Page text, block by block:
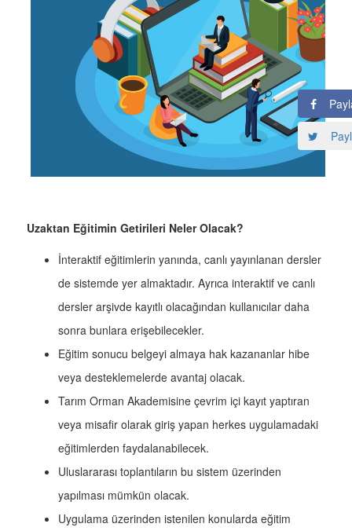
Uzaktan Eğitimin Getirileri Neler Olacak?
İnteraktif eğitimlerin yanında, canlı yayınlanan dersler
de sistemde yer almaktadır. Ayrıca interaktif ve canlı
dersler arşivde kayıtlı olacağından kullanıcılar daha
sonra bunlara erişebilecekler.
Eğitim sonucu belgeyi almaya hak kazananlar hibe
veya desteklemelerde avantaj olacak.
Tarım Orman Akademisine çevrim içi kayıt yaptıran
veya misafir olarak giriş yapan herkes uygulamadaki
eğitimlerden faydalanabilecek.
Uluslararası toplantıların bu sistem üzerinden
yapılması mümkün olacak.
Uygulama üzerinden istenilen konularda eğitim